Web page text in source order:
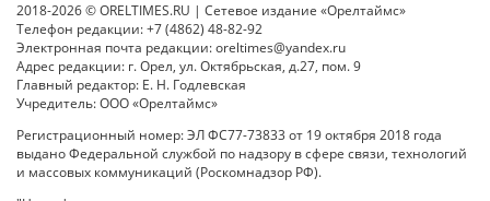
2018-2026 © ORELTIMES.RU | Сетевое издание «Орелтаймс»
Телефон редакции: +7 (4862) 48-82-92
Электронная почта редакции: oreltimes@yandex.ru
Адрес редакции: г. Орел, ул. Октябрьская, д.27, пом. 9
Главный редактор: Е. Н. Годлевская
Учредитель: ООО «Орелтаймс»
Регистрационный номер: ЭЛ ФС77-73833 от 19 октября 2018 года
выдано Федеральной службой по надзору в сфере связи, технологий
и массовых коммуникаций (Роскомнадзор РФ).